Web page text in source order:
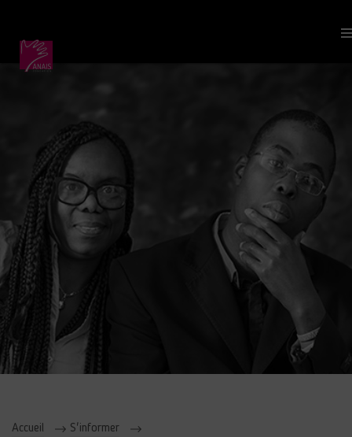
Accueil
S'informer